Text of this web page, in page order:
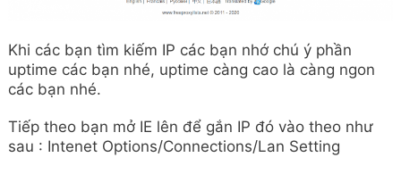
Khi các bạn tìm kiếm IP các bạn nhớ chú ý phần
uptime các bạn nhé, uptime càng cao là càng ngon
các bạn nhé.
Tiếp theo bạn mở IE lên để gắn IP đó vào theo như
sau : Intenet Options/Connections/Lan Setting